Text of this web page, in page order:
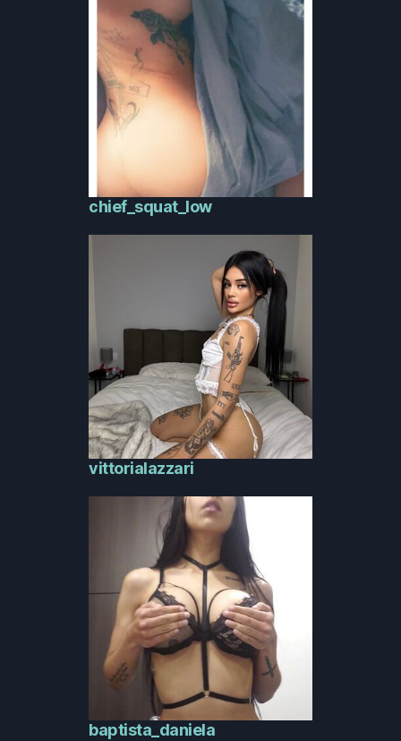
chief_squat_low
vittorialazzari
baptista_daniela